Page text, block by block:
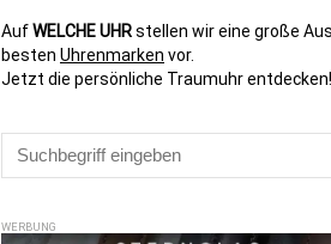
AufWELCHE UHRstellen wir eine große
besten Uhrenmarken vor.
Jetzt die persönliche Traumuhr entdecken!
WERBUNG